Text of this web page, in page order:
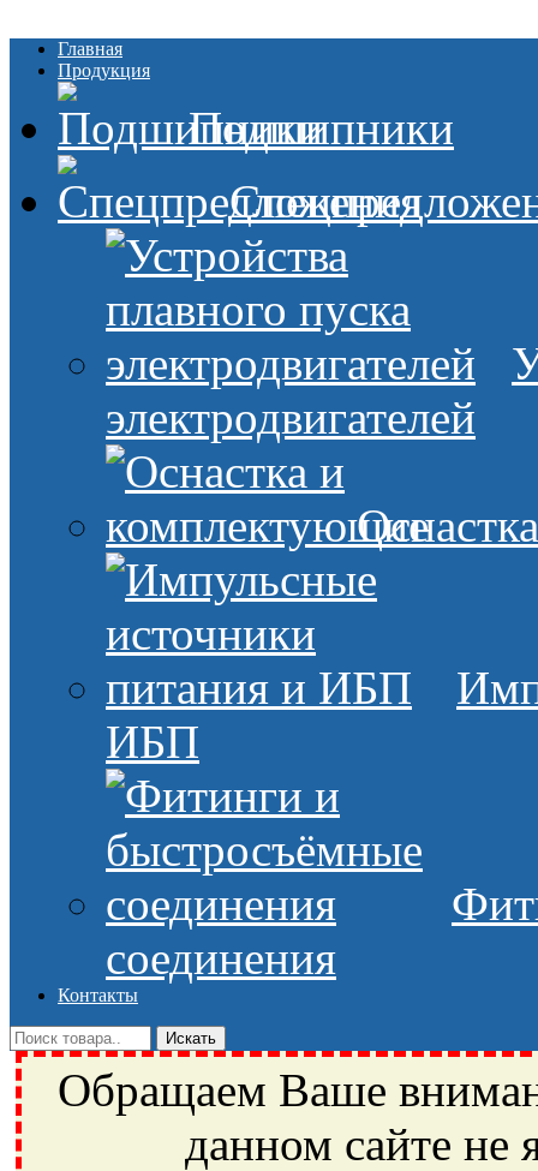
Главная
Продукция
Подшипники
электродвигателей
ИБП
соединения
Контакты
Обращаем Ваше
данном сайте не